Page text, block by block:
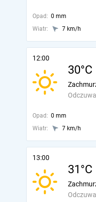
Opad: 0 mm
Wiatr:
7 km/h
12:00
30°C
Opad: 0 mm
Wiatr:
7 km/h
13:00
31°C